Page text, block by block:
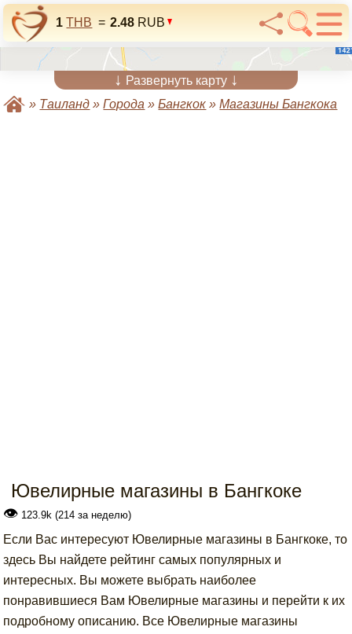
1 THB = 2.48 RUB
↓ Развернуть карту ↓
» Таиланд »Города »Бангкок »Магазины Бангкока
Ювелирные магазины в Бангкоке
👁 123.9k (214 за неделю)
Если Вас интересуют Ювелирные магазины в Бангкоке, то
здесь Вы найдете рейтинг самых популярных и
интересных. Вы можете выбрать наиболее
понравившиеся Вам Ювелирные магазины и перейти к их
подробному описанию. Все Ювелирные магазины